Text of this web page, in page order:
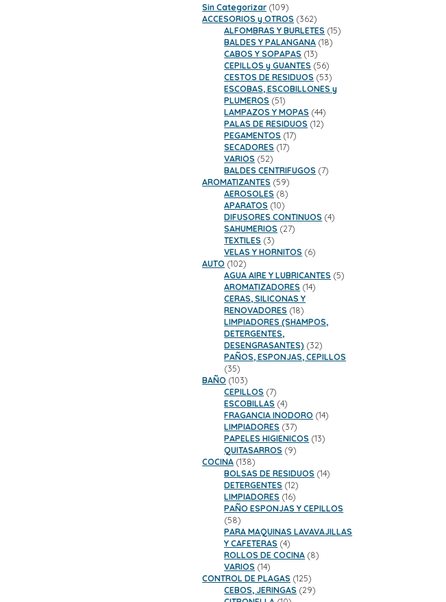
Sin Categorizar 109109
productos
ACCESORIOS y OTROS 362362
productos
ALFOMBRAS Y BURLETES 1515
BALDES Y PALANGANA 1818
CABOS Y SOPAPAS 1313
productos
CEPILLOS y GUANTES 5656
productos
CESTOS DE RESIDUOS 5353
productos
ESCOBAS, ESCOBILLONES y
PLUMEROS 5151
productos
LAMPAZOS Y MOPAS 4444
productos
PALAS DE RESIDUOS 1212
PEGAMENTOS 1717
SECADORES 1717
VARIOS 5252
productos
BALDES CENTRIFUGOS 77
AROMATIZANTES 5959
productos
AEROSOLES 88
APARATOS 1010
productos
DIFUSORES CONTINUOS 44
SAHUMERIOS 2727
TEXTILES 33
productos
VELAS Y HORNITOS 66
AUTO 102102
productos
AGUA AIRE Y LUBRICANTES 55
AROMATIZADORES 1414
CERAS, SILICONAS Y
RENOVADORES 1818
productos
LIMPIADORES (SHAMPOS,
DETERGENTES,
DESENGRASANTES) 3232
productos
PAÑOS, ESPONJAS, CEPILLOS
3535
productos
BAÑO 103103
productos
CEPILLOS 77
productos
ESCOBILLAS 44
productos
FRAGANCIA INODORO 1414
LIMPIADORES 3737
productos
PAPELES HIGIENICOS 1313
QUITASARROS 99
COCINA 138138
productos
BOLSAS DE RESIDUOS 1414
DETERGENTES 1212
productos
LIMPIADORES 1616
productos
PAÑO ESPONJAS Y CEPILLOS
5858
productos
PARA MAQUINAS LAVAVAJILLAS
Y CAFETERAS 44
productos
ROLLOS DE COCINA 88
VARIOS 1414
productos
CONTROL DE PLAGAS 125125
productos
CEBOS, JERINGAS 2929